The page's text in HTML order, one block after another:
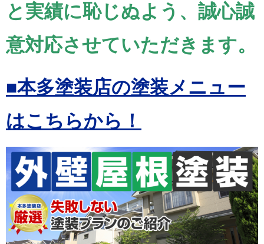
と実績に恥じぬよう、誠心誠
意対応させていただきます。
■本多塗装店の塗装メニュー
はこちらから！